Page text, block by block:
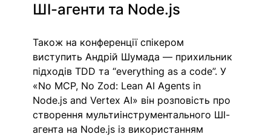
ШІ-агенти та Node.js
Також на конференції спікером
виступить Андрій Шумада — прихильник
підходів TDD та “everything as a code”. У
«No MCP, No Zod: Lean AI Agents in
Node.js and Vertex AI» він розповість про
створення мультиінструментального ШІ-
агента на Node.js із використанням